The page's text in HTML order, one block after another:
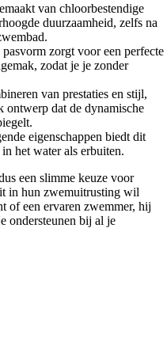
van chloorbestendige
duurzaamheid, zelfs na
zorgt voor een perfecte
zodat je je zonder
van prestaties en stijl,
ontwerp dat de dynamische
eigenschappen biedt dit
het water als erbuiten.
een slimme keuze voor
in hun zwemuitrusting wil
of een ervaren zwemmer, hij
ondersteunen bij al je